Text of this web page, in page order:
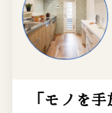
「モノを